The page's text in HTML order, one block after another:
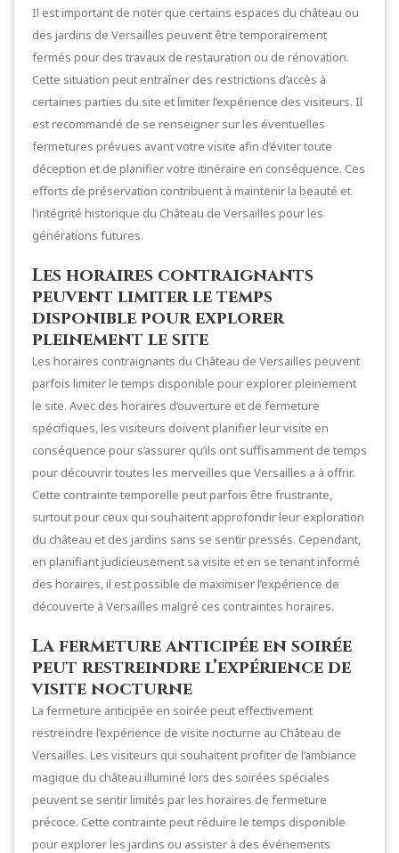
Il est important de noter que certains espaces du château ou
des jardins de Versailles peuvent être temporairement
fermés pour des travaux de restauration ou de rénovation.
Cette situation peut entraîner des restrictions d’accès à
certaines parties du site et limiter l’expérience des visiteurs. Il
est recommandé de se renseigner sur les éventuelles
fermetures prévues avant votre visite afin d’éviter toute
déception et de planifier votre itinéraire en conséquence. Ces
efforts de préservation contribuent à maintenir la beauté et
l’intégrité historique du Château de Versailles pour les
générations futures.
Les horaires contraignants
peuvent limiter le temps
disponible pour explorer
pleinement le site
Les horaires contraignants du Château de Versailles peuvent
parfois limiter le temps disponible pour explorer pleinement
le site. Avec des horaires d’ouverture et de fermeture
spécifiques, les visiteurs doivent planifier leur visite en
conséquence pour s’assurer qu’ils ont suffisamment de temps
pour découvrir toutes les merveilles que Versailles a à offrir.
Cette contrainte temporelle peut parfois être frustrante,
surtout pour ceux qui souhaitent approfondir leur exploration
du château et des jardins sans se sentir pressés. Cependant,
en planifiant judicieusement sa visite et en se tenant informé
des horaires, il est possible de maximiser l’expérience de
découverte à Versailles malgré ces contraintes horaires.
La fermeture anticipée en soirée
peut restreindre l’expérience de
visite nocturne
La fermeture anticipée en soirée peut effectivement
restreindre l’expérience de visite nocturne au Château de
Versailles. Les visiteurs qui souhaitent profiter de l’ambiance
magique du château illuminé lors des soirées spéciales
peuvent se sentir limités par les horaires de fermeture
précoce. Cette contrainte peut réduire le temps disponible
pour explorer les jardins ou assister à des événements